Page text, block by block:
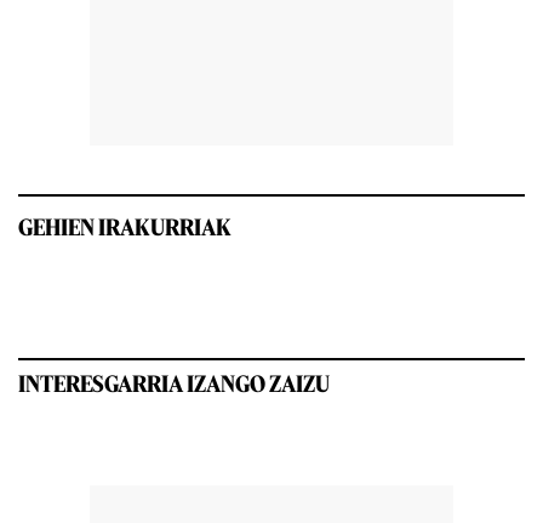
GEHIEN IRAKURRIAK
INTERESGARRIA IZANGO ZAIZU